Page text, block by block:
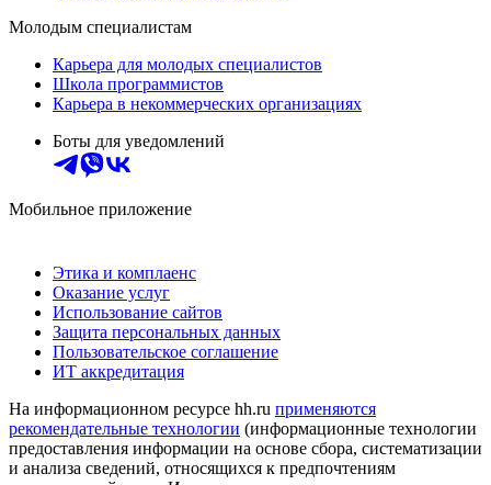
Молодым специалистам
Карьера для молодых специалистов
Школа программистов
Карьера в некоммерческих организациях
Боты для уведомлений
Мобильное приложение
Этика и комплаенс
Оказание услуг
Использование сайтов
Защита персональных данных
Пользовательское соглашение
ИТ аккредитация
На информационном ресурсе hh.ru применяются
рекомендательные технологии (информационные технологии
предоставления информации на основе сбора, систематизации
и анализа сведений, относящихся к предпочтениям